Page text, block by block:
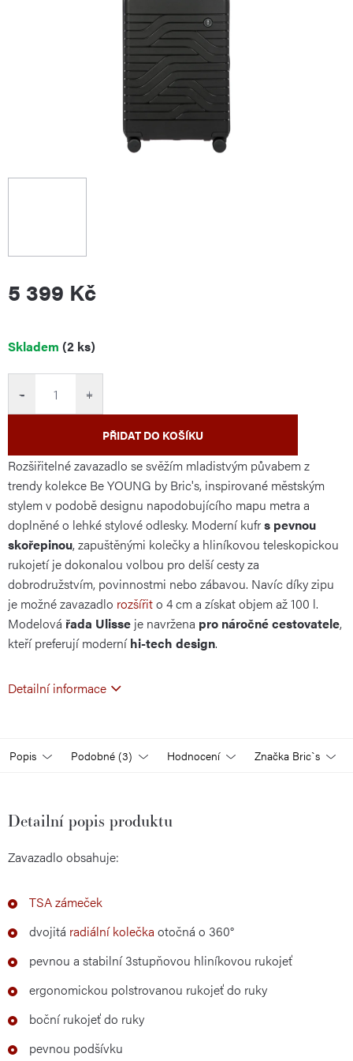
5 399 Kč
Měrná
Skladem (2 ks)
+
−
PŘIDAT DO KOŠÍKU
Rozšiřitelné zavazadlo se svěžím mladistvým půvabem z
trendy kolekce Be YOUNG by Bric's, inspirované městským
stylem v podobě designu napodobujícího mapu metra a
doplněné o lehké stylové odlesky. Moderní kufrs pevnou
skořepinou, zapuštěnými kolečky a hliníkovou teleskopickou
rukojetí je dokonalou volbou pro delší cesty za
dobrodružstvím, povinnostmi nebo zábavou. Navíc díky zipu
je možné zavazadlo rozšířito 4 cm a získat objem až 100 l.
Modelová řada Ulisse je navržena pro náročné cestovatele,
kteří preferují moderníhi-tech design.
Detailní informace
Popis Podobné (3) Hodnocení Značka Bric`s
Detailní popis produktu
Zavazadlo obsahuje:
TSA zámeček
dvojitá radiální kolečka otočná o 360°
pevnou a stabilní 3stupňovou hliníkovou rukojeť
ergonomickou polstrovanou rukojeť do ruky
boční rukojeť do ruky
pevnou podšívku